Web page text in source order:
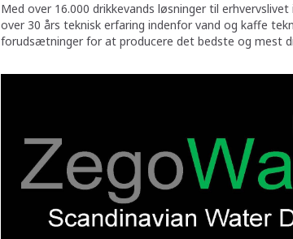
Med over 16.000 drikkevands løsninger til
over 30 års teknisk erfaring indenfor vand og kaffe
forudsætninger for at producere det bedste og mest